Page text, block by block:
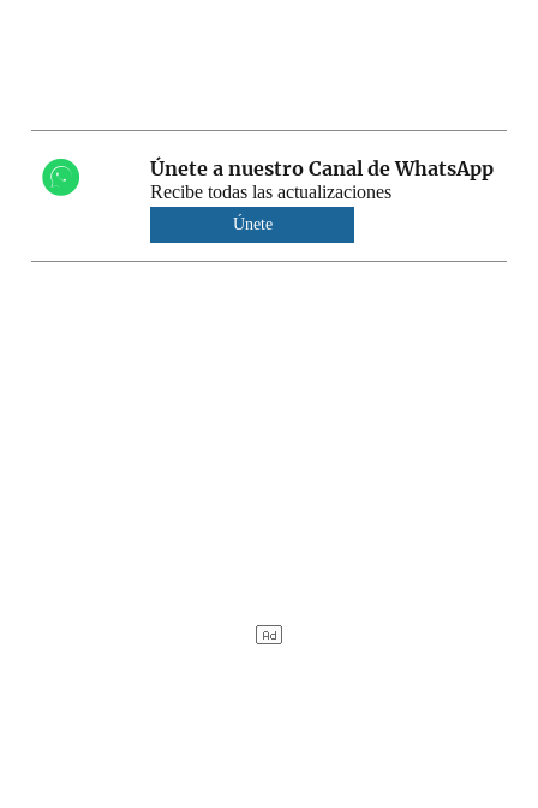
Únete a nuestro Canal de WhatsApp
Recibe todas las actualizaciones
Únete